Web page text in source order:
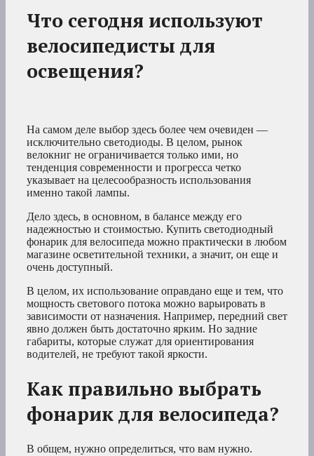
Что сегодня используют
велосипедисты для
освещения?
На самом деле выбор здесь более чем очевиден —
исключительно светодиоды. В целом, рынок
велокниг не ограничивается только ими, но
тенденция современности и прогресса четко
указывает на целесообразность использования
именно такой лампы.
Дело здесь, в основном, в балансе между его
надежностью и стоимостью. Купить светодиодный
фонарик для велосипеда можно практически в любом
магазине осветительной техники, а значит, он еще и
очень доступный.
В целом, их использование оправдано еще и тем, что
мощность светового потока можно варьировать в
зависимости от назначения. Например, передний свет
явно должен быть достаточно ярким. Но задние
габариты, которые служат для ориентирования
водителей, не требуют такой яркости.
Как правильно выбрать
фонарик для велосипеда?
В общем, нужно определиться, что вам нужно.